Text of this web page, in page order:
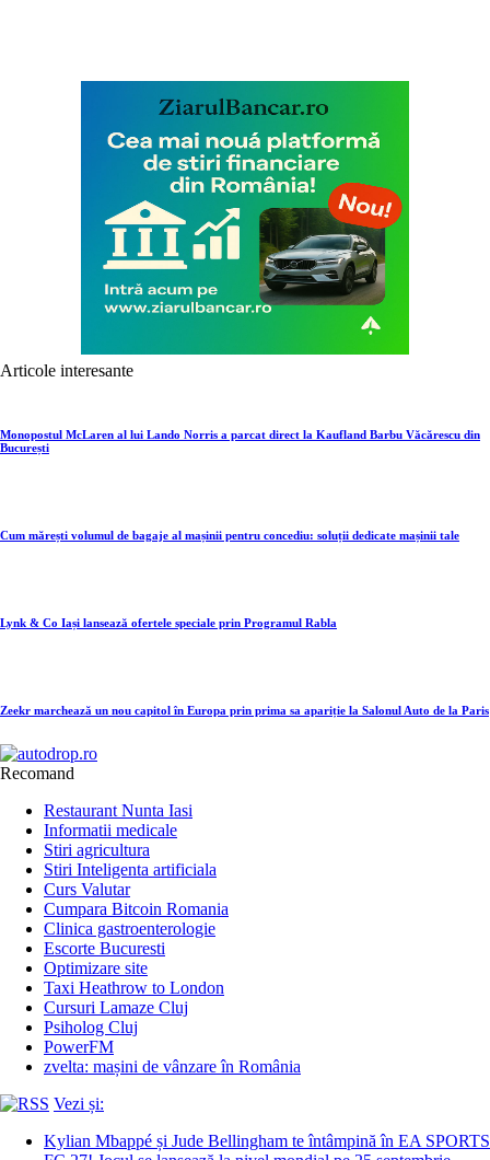
Articole interesante
Monopostul McLaren al lui Lando Norris a parcat direct la Kaufland Barbu Văcărescu din
București
Cum mărești volumul de bagaje al mașinii pentru concediu: soluții dedicate mașinii tale
Lynk & Co Iași lansează ofertele speciale prin Programul Rabla
Zeekr marchează un nou capitol în Europa prin prima sa apariție la Salonul Auto de la Paris
Recomand
Restaurant Nunta Iasi
Informatii medicale
Stiri agricultura
Stiri Inteligenta artificiala
Curs Valutar
Cumpara Bitcoin Romania
Clinica gastroenterologie
Escorte Bucuresti
Optimizare site
Taxi Heathrow to London
Cursuri Lamaze Cluj
Psiholog Cluj
PowerFM
zvelta: mașini de vânzare în România
Vezi și:
Kylian Mbappé și Jude Bellingham te întâmpină în EA SPORTS